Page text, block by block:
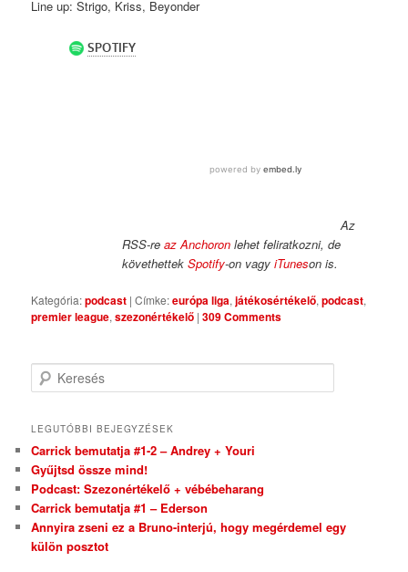
Line up: Strigo, Kriss, Beyonder
Az
RSS-reaz Anchoron lehet feliratkozni, de
követhettekSpotify-on vagyiTuneson is.
Kategória:podcast |Címke:európa liga,játékosértékelő,podcast,
premier league,szezonértékelő |309 Comments
Keresés
LEGUTÓBBI BEJEGYZÉSEK
Carrick bemutatja #1-2 – Andrey + Youri
Gyűjtsd össze mind!
Podcast: Szezonértékelő + vébébeharang
Carrick bemutatja #1 – Ederson
Annyira zseni ez a Bruno-interjú, hogy megérdemel egy
külön posztot